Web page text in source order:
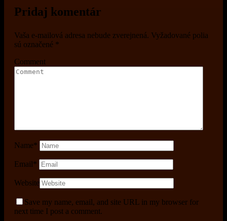
Pridaj komentár
Vaša e-mailová adresa nebude zverejnená. Vyžadované polia
sú označené *
Comment
Name*
Email*
Website
Save my name, email, and site URL in my browser for
next time I post a comment.